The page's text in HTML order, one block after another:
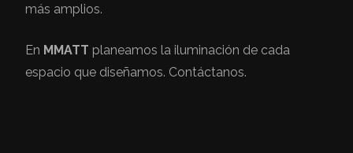
más amplios.
En MMATT planeamos la iluminación de cada
espacio que diseñamos. Contáctanos.